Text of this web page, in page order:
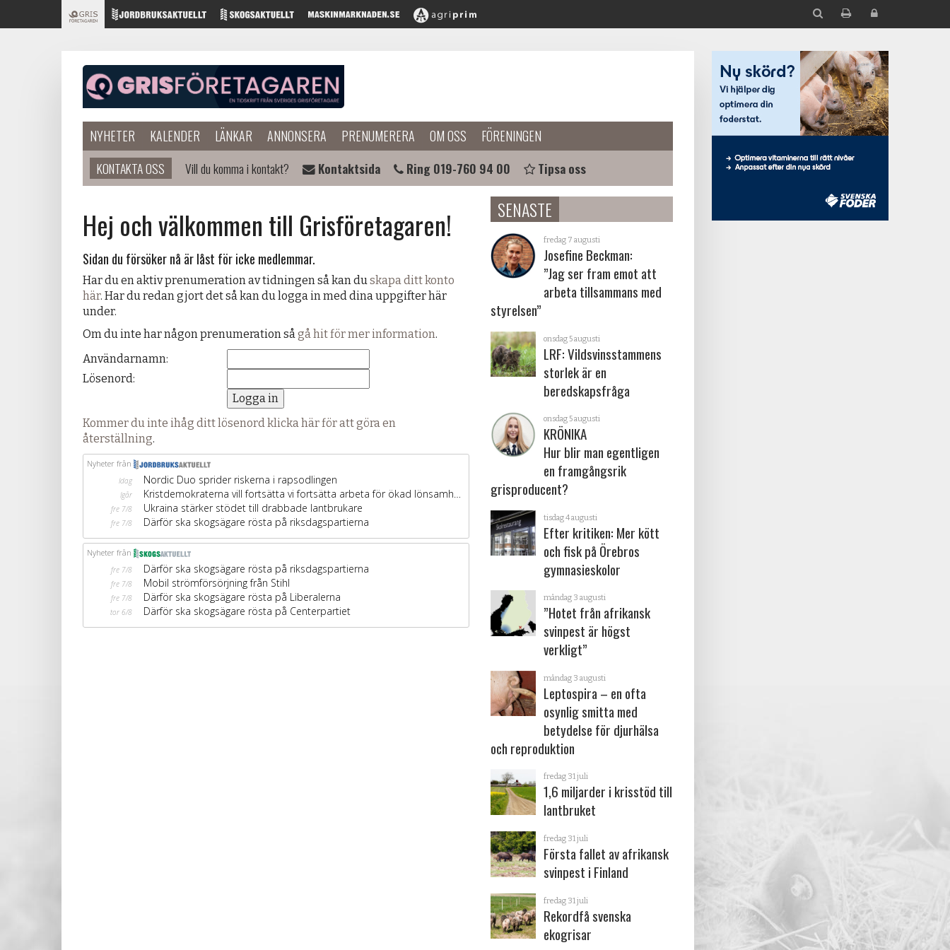
NYHETER KALENDER LÄNKAR ANNONSERA PRENUMERERA OM OSS
FÖRENINGEN
KONTAKTA OSS
Vill du komma i kontakt? Kontaktsida Ring 019-760 94 00 Tipsa oss
Hej och välkommen till Grisföretagaren!
Sidan du försöker nå är låst för icke medlemmar.
Har du en aktiv prenumeration av tidningen så kan duskapa ditt konto
här. Har du redan gjort det så kan du logga in med dina uppgifter här
under.
Om du inte har någon prenumeration sågå hit för mer information.
Användarnamn:
Lösenord:
Kommer du inte ihåg ditt lösenord klicka här för att göra en
återställning.
SENASTE
fredag 7 augusti
Josefine Beckman:
”Jag ser fram emot att
arbeta tillsammans med
styrelsen”
onsdag 5 augusti
LRF: Vildsvinsstammens
storlek är en
beredskapsfråga
onsdag 5 augusti
KRÖNIKA
Hur blir man egentligen
en framgångsrik
grisproducent?
tisdag 4 augusti
Efter kritiken: Mer kött
och fisk på Örebros
gymnasieskolor
måndag 3 augusti
”Hotet från afrikansk
svinpest är högst
verkligt”
måndag 3 augusti
Leptospira – en ofta
osynlig smitta med
betydelse för djurhälsa
och reproduktion
fredag 31 juli
1,6 miljarder i krisstöd till
lantbruket
fredag 31 juli
Första fallet av afrikansk
svinpest i Finland
fredag 31 juli
Rekordfå svenska
ekogrisar